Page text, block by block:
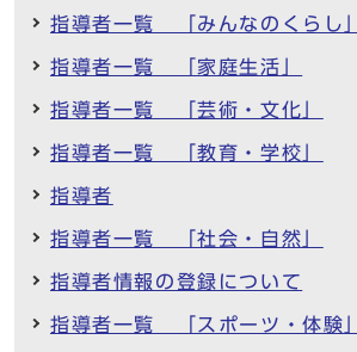
指導者一覧 「みんなのくらし」
指導者一覧 「家庭生活」
指導者一覧 「芸術・文化」
指導者一覧 「教育・学校」
指導者
指導者一覧 「社会・自然」
指導者情報の登録について
指導者一覧 「スポーツ・体験」